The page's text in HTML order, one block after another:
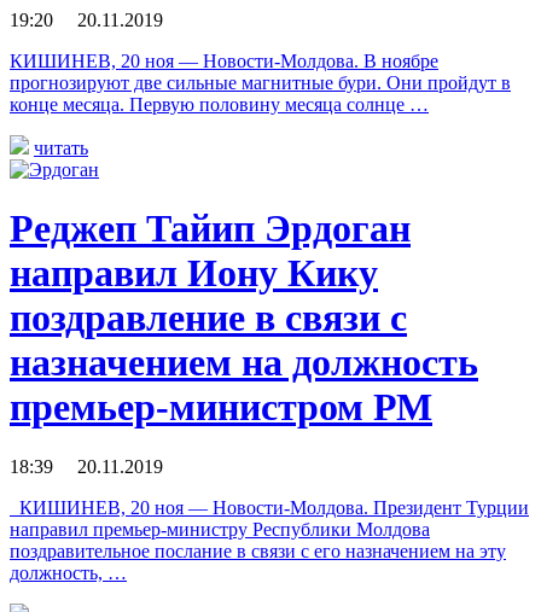
19:20 20.11.2019
КИШИНЕВ, 20 ноя — Новости-Молдова. В ноябре
прогнозируют две сильные магнитные бури. Они пройдут в
конце месяца. Первую половину месяца солнце …
читать
Реджеп Тайип Эрдоган
направил Иону Кику
поздравление в связи с
назначением на должность
премьер-министром РМ
18:39 20.11.2019
КИШИНЕВ, 20 ноя — Новости-Молдова. Президент Турции
направил премьер-министру Республики Молдова
поздравительное послание в связи с его назначением на эту
должность, …